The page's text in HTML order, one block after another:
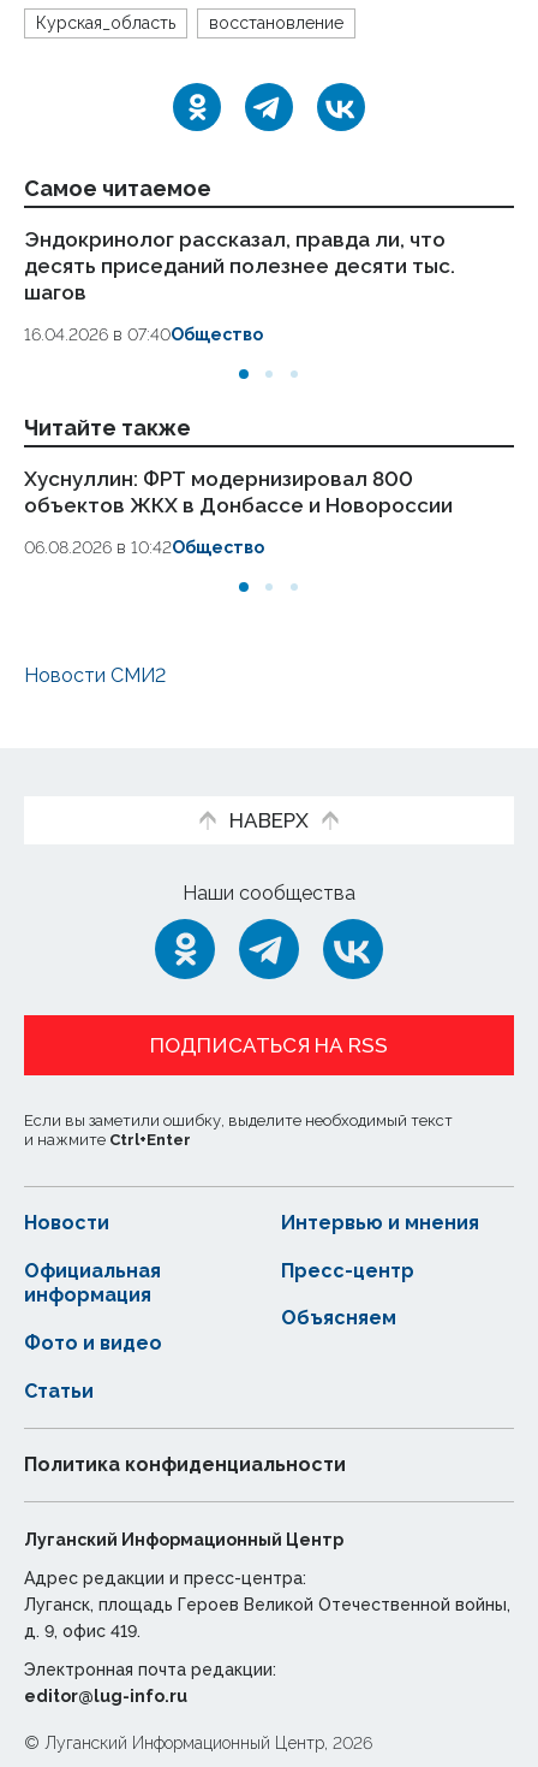
Курская_область восстановление
Самое читаемое
Эндокринолог рассказал, правда ли, что
десять приседаний полезнее десяти тыс.
шагов
16.04.2026 в 07:40Общество
Читайте также
Хуснуллин: ФРТ модернизировал 800
объектов ЖКХ в Донбассе и Новороссии
06.08.2026 в 10:42Общество
Новости СМИ2
НАВЕРХ
Наши сообщества
ПОДПИСАТЬСЯ НА RSS
Если вы заметили ошибку, выделите необходимый текст
и нажмите Ctrl+Enter
Новости
Статьи
Официальная
информация
Интервью и мнения
Фото и видео
Пресс-центр
Объясняем
Политика конфиденциальности
Луганский Информационный Центр
Адрес редакции и пресс-центра:
Луганск, площадь Героев Великой Отечественной войны,
д. 9, офис 419.
Электронная почта редакции:
editor@lug-info.ru
© Луганский Информационный Центр, 2026